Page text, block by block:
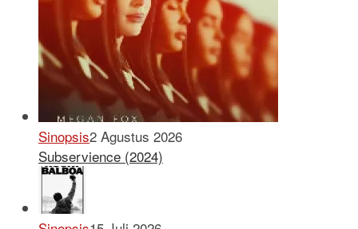
Sinopsis2 Agustus 2026
Subservience (2024)